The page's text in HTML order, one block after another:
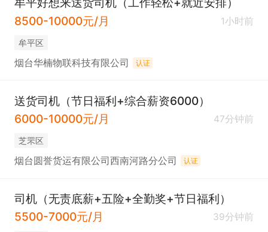
8500-10000元/月
1小时前
牟平区
烟台华楠物联科技有限公司 认证
送货司机（节日福利+综合薪资6000）
6000-10000元/月
47分钟前
芝罘区
烟台圆誉货运有限公司西南河路分公司 认证
司机（无责底薪+五险+全勤奖+节日福利）
5500-7000元/月
39分钟前